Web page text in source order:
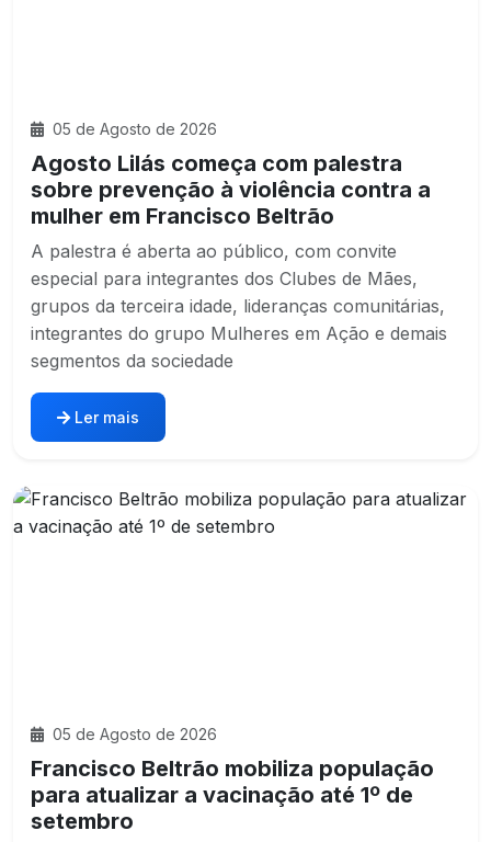
05 de Agosto de 2026
Agosto Lilás começa com palestra
sobre prevenção à violência contra a
mulher em Francisco Beltrão
A palestra é aberta ao público, com convite
especial para integrantes dos Clubes de Mães,
grupos da terceira idade, lideranças comunitárias,
integrantes do grupo Mulheres em Ação e demais
segmentos da sociedade
Ler mais
05 de Agosto de 2026
Francisco Beltrão mobiliza população
para atualizar a vacinação até 1º de
setembro